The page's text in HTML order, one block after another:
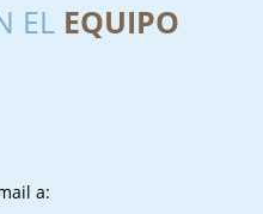
EL EQUIPO
a: